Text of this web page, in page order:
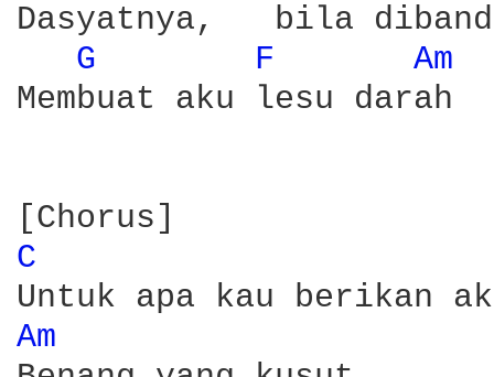
Dasyatnya,   bila
G
F
Am
Membuat aku lesu darah
C
Am